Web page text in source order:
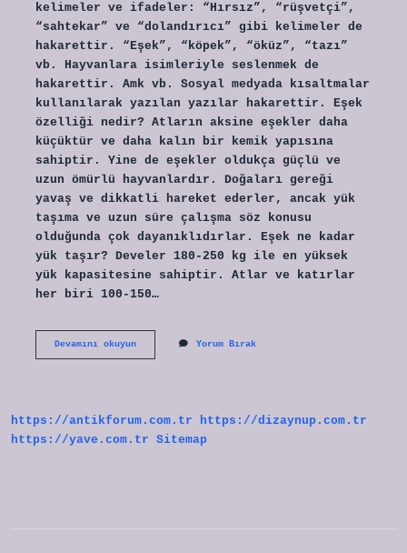
kelimeler ve ifadeler: “Hırsız”, “rüşvetçi”,
“sahtekar” ve “dolandırıcı” gibi kelimeler de
hakarettir. “Eşek”, “köpek”, “öküz”, “tazı”
vb. Hayvanlara isimleriyle seslenmek de
hakarettir. Amk vb. Sosyal medyada kısaltmalar
kullanılarak yazılan yazılar hakarettir. Eşek
özelliği nedir? Atların aksine eşekler daha
küçüktür ve daha kalın bir kemik yapısına
sahiptir. Yine de eşekler oldukça güçlü ve
uzun ömürlü hayvanlardır. Doğaları gereği
yavaş ve dikkatli hareket ederler, ancak yük
taşıma ve uzun süre çalışma söz konusu
olduğunda çok dayanıklıdırlar. Eşek ne kadar
yük taşır? Develer 180-250 kg ile en yüksek
yük kapasitesine sahiptir. Atlar ve katırlar
her biri 100-150…
Devamını okuyunEşek
Yorum Bırak
https://antikforum.com.tr
https://dizaynup.com.tr
https://yave.com.tr Sitemap